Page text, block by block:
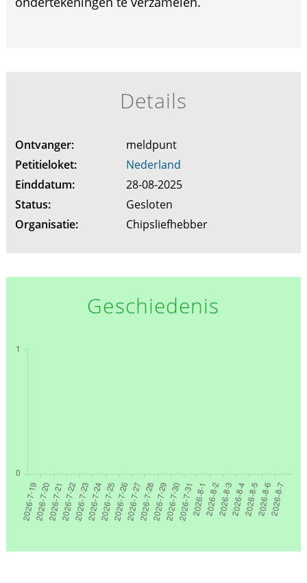
Details
Ontvanger:
meldpunt
Petitieloket:
Nederland
Einddatum:
28-08-2025
Status:
Gesloten
Organisatie:
Chipsliefhebber
Geschiedenis